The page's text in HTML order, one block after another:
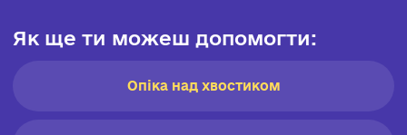
Як ще ти можеш допомогти:
Опіка над хвостиком